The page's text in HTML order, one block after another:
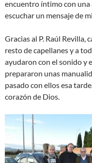
encuentro íntimo con una
escuchar un mensaje de
Gracias al P. Raúl Revilla,
resto de capellanes y a
ayudaron con el sonido y
prepararon unas
pasado con ellos esa
corazón de Dios.